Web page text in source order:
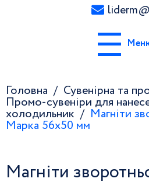
liderm@
Головна
Сувенірна та
Промо-сувеніри для
холодильник
Магніти
Марка 56х50 мм
Магніти